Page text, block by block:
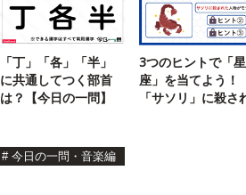
「丁」「各」「半」
に共通してつく部首
は？【今日の一問】
3つのヒントで「星
座」を当てよう！
「サソリ」に殺さ
# 今日の一問・音楽編